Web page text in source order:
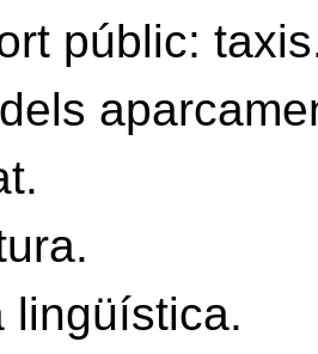
públic:
lingüística.